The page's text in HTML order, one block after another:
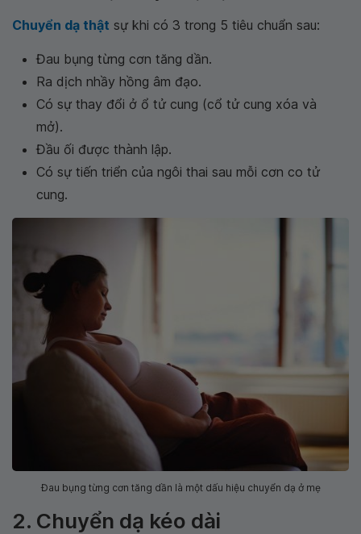
Chuyển dạ thật sự khi có 3 trong 5 tiêu chuẩn sau:
Đau bụng từng cơn tăng dần.
Ra dịch nhầy hồng âm đạo.
Có sự thay đổi ở ổ tử cung (cổ tử cung xóa và
mở).
Đầu ối được thành lập.
Có sự tiến triển của ngôi thai sau mỗi cơn co tử
cung.
Đau bụng từng cơn tăng dần là một dấu hiệu chuyển dạ ở mẹ
2. Chuyển dạ kéo dài